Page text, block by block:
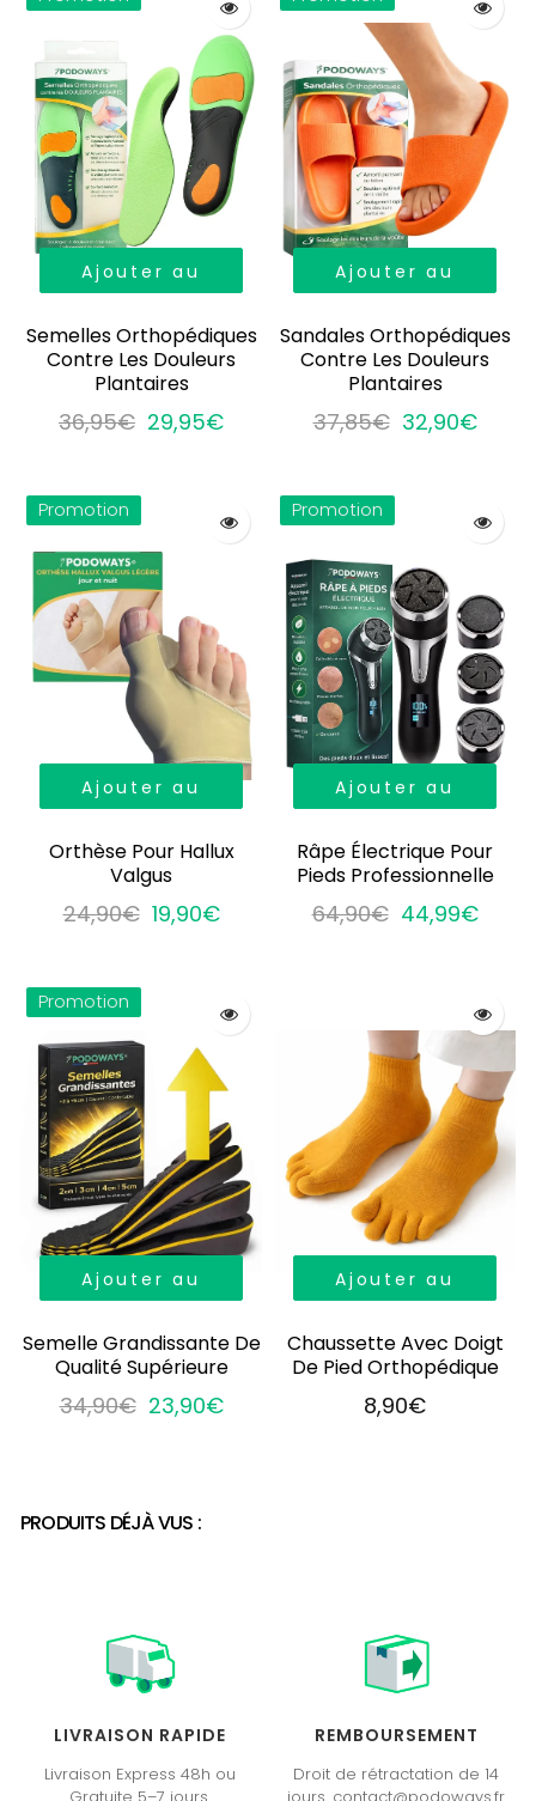
Ajouter au
Semelles Orthopédiques
Contre Les Douleurs
Plantaires
36,95€ 29,95€
Ajouter au
Sandales Orthopédiques
Contre Les Douleurs
Plantaires
37,85€ 32,90€
Promotion
Ajouter au
Orthèse Pour Hallux
Valgus
24,90€ 19,90€
Promotion
Ajouter au
Râpe Électrique Pour
Pieds Professionnelle
64,90€ 44,99€
Promotion
Ajouter au
Semelle Grandissante De
Qualité Supérieure
34,90€ 23,90€
Ajouter au
Chaussette Avec Doigt
De Pied Orthopédique
8,90€
PRODUITS DÉJÀ VUS :
LIVRAISON RAPIDE
Livraison Express 48h ou
REMBOURSEMENT
Droit de rétractation de 14